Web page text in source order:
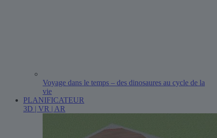
Voyage dans le temps – des dinosaures au cycle de la
vie
PLANIFICATEUR
3D | VR | AR